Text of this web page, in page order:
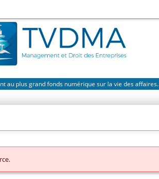
au plus grand fonds numérique sur la vie des affaires.